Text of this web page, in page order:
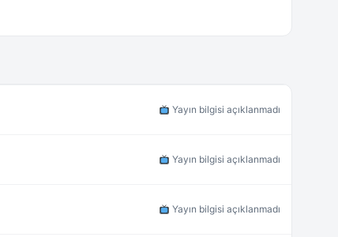
Yayın bilgisi açıklanmadı
Yayın bilgisi açıklanmadı
Yayın bilgisi açıklanmadı